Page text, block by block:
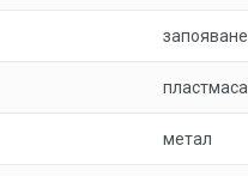
запояване
пластмаса
метал